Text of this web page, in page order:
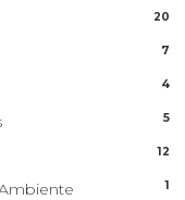
20
7
4
5
12
1